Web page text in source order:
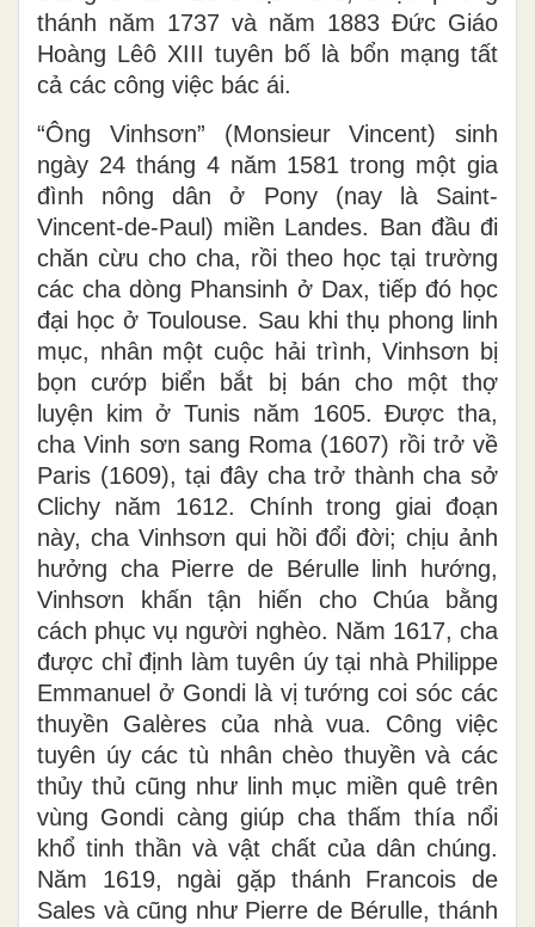
thánh năm 1737 và năm 1883 Đức Giáo
Hoàng Lêô XIII tuyên bố là bổn mạng tất
cả các công việc bác ái.
“Ông Vinhsơn” (Monsieur Vincent) sinh
ngày 24 tháng 4 năm 1581 trong một gia
đình nông dân ở Pony (nay là Saint-
Vincent-de-Paul) miền Landes. Ban đầu đi
chăn cừu cho cha, rồi theo học tại trường
các cha dòng Phansinh ở Dax, tiếp đó học
đại học ở Toulouse. Sau khi thụ phong linh
mục, nhân một cuộc hải trình, Vinhsơn bị
bọn cướp biển bắt bị bán cho một thợ
luyện kim ở Tunis năm 1605. Được tha,
cha Vinh sơn sang Roma (1607) rồi trở về
Paris (1609), tại đây cha trở thành cha sở
Clichy năm 1612. Chính trong giai đoạn
này, cha Vinhsơn qui hồi đổi đời; chịu ảnh
hưởng cha Pierre de Bérulle linh hướng,
Vinhsơn khấn tận hiến cho Chúa bằng
cách phục vụ người nghèo. Năm 1617, cha
được chỉ định làm tuyên úy tại nhà Philippe
Emmanuel ở Gondi là vị tướng coi sóc các
thuyền Galères của nhà vua. Công việc
tuyên úy các tù nhân chèo thuyền và các
thủy thủ cũng như linh mục miền quê trên
vùng Gondi càng giúp cha thấm thía nổi
khổ tinh thần và vật chất của dân chúng.
Năm 1619, ngài gặp thánh Francois de
Sales và cũng như Pierre de Bérulle, thánh